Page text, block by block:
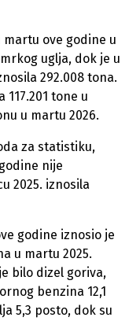
ove godine u
uglja, dok je u
292.008 tona.
tone u
u martu 2026.
za statistiku,
nije
2025. iznosila
godine iznosio je
u martu 2025.
bilo dizel goriva,
benzina 12,1
5,3 posto, dok su